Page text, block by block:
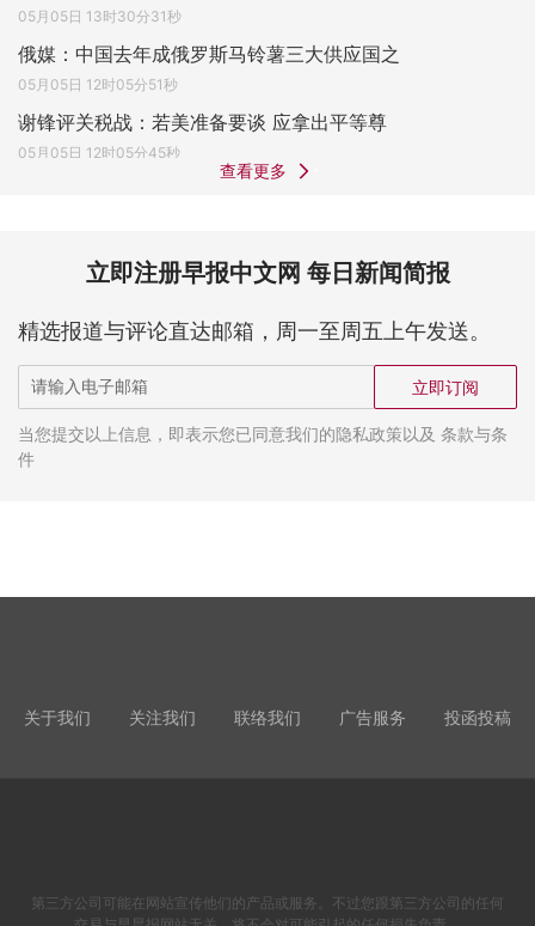
05月05日 13时30分31秒
俄媒：中国去年成俄罗斯马铃薯三大供应国之
05月05日 12时05分51秒
谢锋评关税战：若美准备要谈 应拿出平等尊
05月05日 12时05分45秒
查看更多
立即注册早报中文网 每日新闻简报
精选报道与评论直达邮箱，周一至周五上午发送。
立即订阅
当您提交以上信息，即表示您已同意我们的隐私政策以及 条款与条
件
关于我们 关注我们 联络我们 广告服务 投函投稿
第三方公司可能在网站宣传他们的产品或服务。不过您跟第三方公司的任何